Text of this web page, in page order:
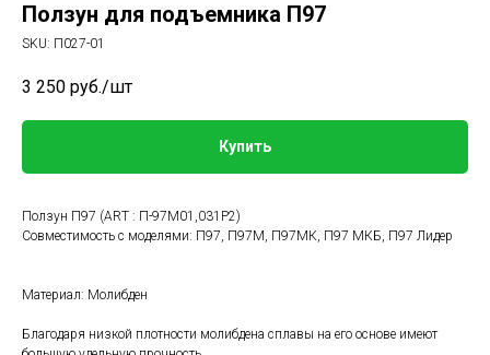
Ползун для подъемника П97
SKU: П027-01
3 250 руб./шт
Купить
Ползун П97 (ART : П-97М01,031Р2)
Совместимость с моделями: П97, П97М, П97МК, П97 МКБ, П97 Лидер
Материал: Молибден
Благодаря низкой плотности молибдена сплавы на его основе имеют